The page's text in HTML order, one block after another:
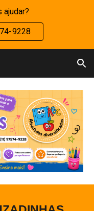
ajudar?
9228